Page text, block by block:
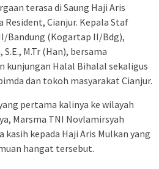
terasa di Saung Haji Aris
Resident, Cianjur. Kepala Staf
Bandung (Kogartap II/Bdg),
M.Tr (Han), bersama
kunjungan Halal Bihalal sekaligus
dan tokoh masyarakat Cianjur.
pertama kalinya ke wilayah
Marsma TNI Novlamirsyah
kepada Haji Aris Mulkan yang
hangat tersebut.